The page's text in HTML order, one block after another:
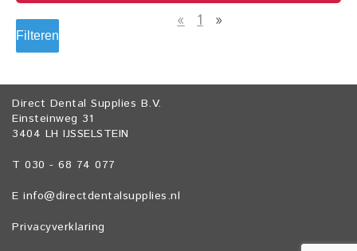
Filteren
« 1 »
Direct Dental Supplies B.V.
Einsteinweg 31
3404 LH IJSSELSTEIN
T 030 - 68 74 077
E info@directdentalsupplies.nl
Privacyverklaring